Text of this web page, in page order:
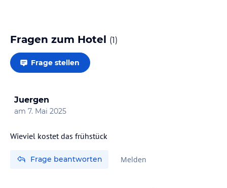
Fragen zum Hotel (1)
Frage stellen
Juergen
am 7. Mai 2025
Wieviel kostet das frühstück
Frage beantworten Melden